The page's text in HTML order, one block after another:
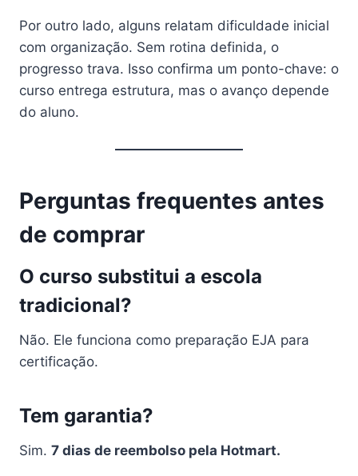
Por outro lado, alguns relatam dificuldade inicial
com organização. Sem rotina definida, o
progresso trava. Isso confirma um ponto-chave: o
curso entrega estrutura, mas o avanço depende
do aluno.
Perguntas frequentes antes
de comprar
O curso substitui a escola
tradicional?
Não. Ele funciona como preparação EJA para
certificação.
Tem garantia?
Sim. 7 dias de reembolso pela Hotmart.